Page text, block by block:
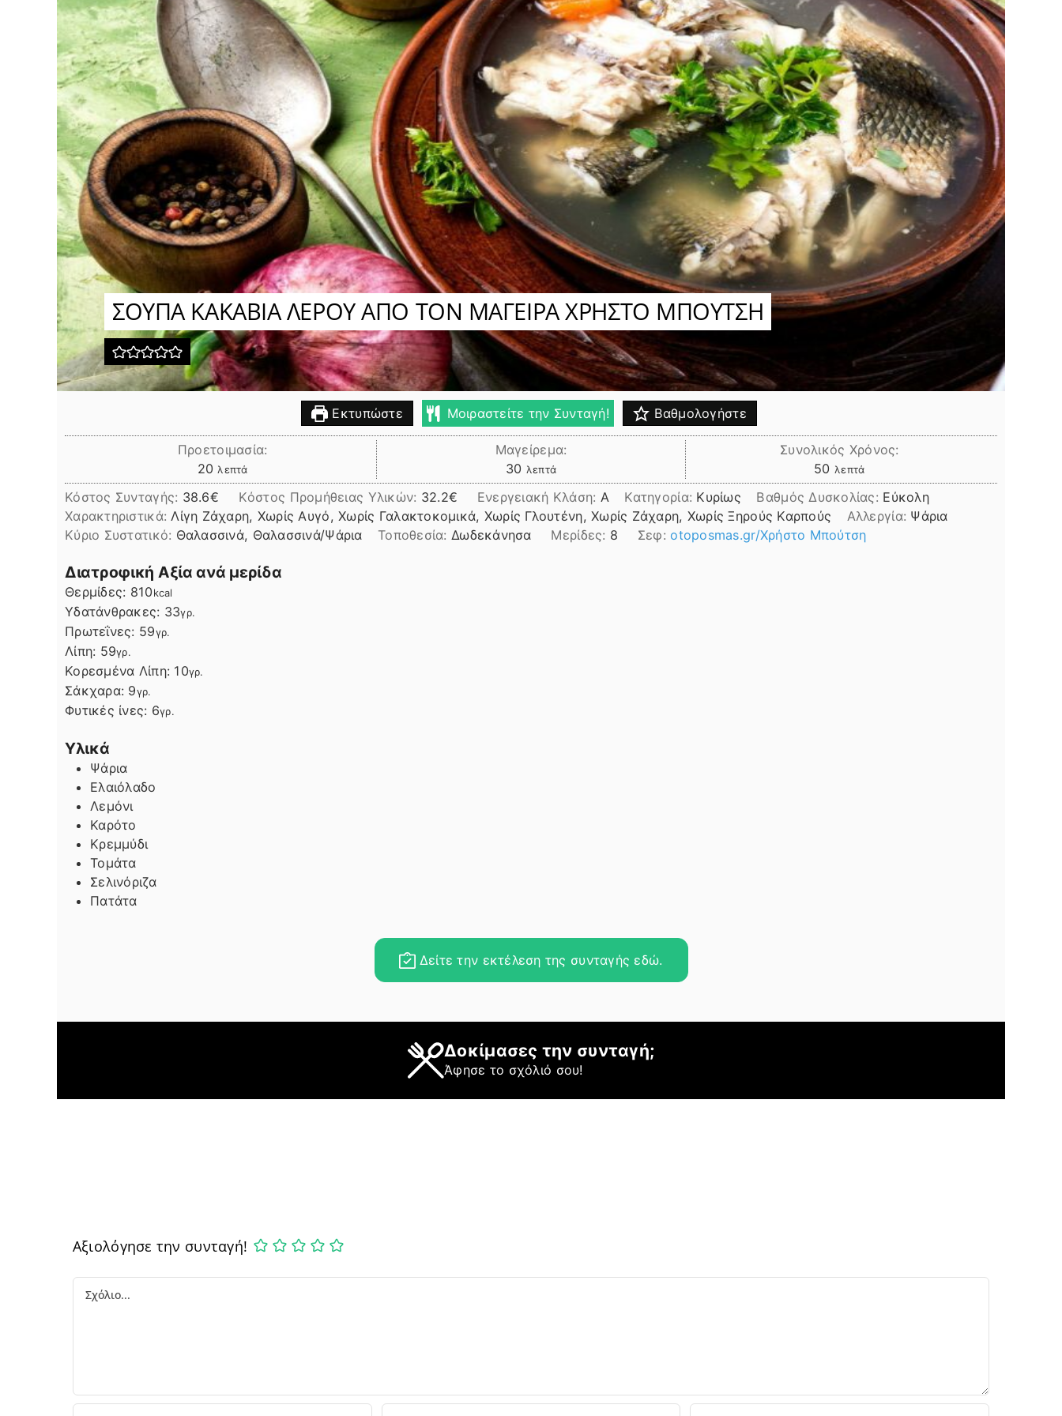
ΣΟΥΠΑ ΚΑΚΑΒΙΑ ΛΕΡΟΥ ΑΠΟ ΤΟΝ ΜΑΓΕΙΡΑ ΧΡΗΣΤΟ ΜΠΟΥΤΣΗ
Εκτυπώστε Μοιραστείτε την Συνταγή! Βαθμολογήστε
Προετοιμασία:
20 λεπτά
λεπτά
Μαγείρεμα:
30 λεπτά
λεπτά
Συνολικός Χρόνος:
50 λεπτά
λεπτά
Κόστος Συνταγής: 38.6€ Kόστος Προμήθειας Υλικών: 32.2 Ενεργειακή Κλάση: A Κατηγορία: Κυρίως Βαθμός Δυσκολίας: Εύκολη
Χαρακτηριστικά: Λίγη Ζάχαρη, Χωρίς Αυγό, Χωρίς Γαλακτοκομικά, Χωρίς Γλουτένη, Χωρίς Ζάχαρη, Χωρίς Ξηρούς Καρπούς Αλλεργία: Ψάρια
Kύριο Συστατικό: Θαλασσινά, Θαλασσινά/Ψάρια Τοποθεσία: Δωδεκάνησα Μερίδες: 8 Σεφ:otoposmas.gr/Χρήστο Μπούτση
Διατροφική Αξία ανά μερίδα
Θερμίδες: 810kcal
Υδατάνθρακες: 33γρ.
Πρωτεΐνες: 59γρ.
Λίπη
Λίπη: 59γρ.
Κορεσμένα Λίπη: 10γρ.
Σάκχαρα: 9γρ.
Φυτικές ίνες: 6γρ.
Υλικά
Ψάρια
Ελαιόλαδο
Λεμόνι
Καρότο
Κρεμμύδι
Τομάτα
Σελινόριζα
Πατάτα
Δείτε την εκτέλεση της συνταγής εδώ.
Δοκίμασες την συνταγή;
Άφησε το σχόλιό σου!
Αξιολόγησε την συνταγή!
Comment